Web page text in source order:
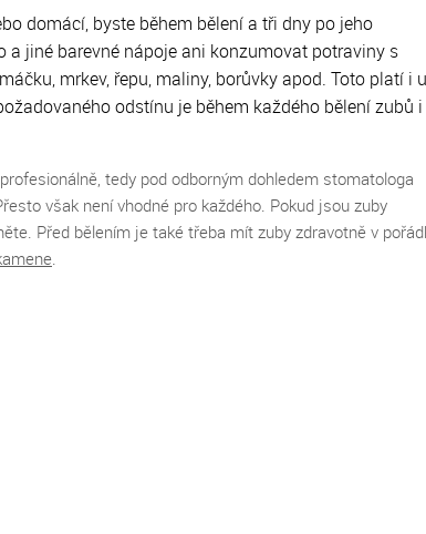
domácí, byste během bělení a tři dny po jeho
a jiné barevné nápoje ani konzumovat potraviny s
mrkev, řepu, maliny, borůvky apod. Toto platí i u
odstínu je během každého bělení zubů
tedy pod odborným dohledem stomatologa
však není vhodné pro každého. Pokud jsou zuby
Před bělením je také třeba mít zuby zdravotně v
.